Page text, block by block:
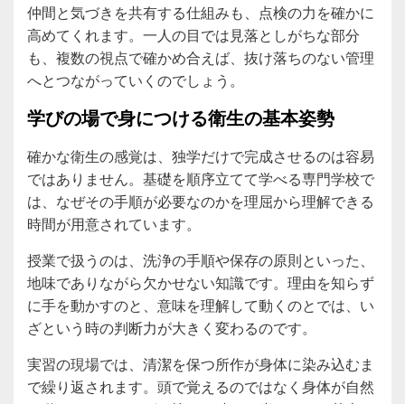
仲間と気づきを共有する仕組みも、点検の力を確かに
高めてくれます。一人の目では見落としがちな部分
も、複数の視点で確かめ合えば、抜け落ちのない管理
へとつながっていくのでしょう。
学びの場で身につける衛生の基本姿勢
確かな衛生の感覚は、独学だけで完成させるのは容易
ではありません。基礎を順序立てて学べる専門学校で
は、なぜその手順が必要なのかを理屈から理解できる
時間が用意されています。
授業で扱うのは、洗浄の手順や保存の原則といった、
地味でありながら欠かせない知識です。理由を知らず
に手を動かすのと、意味を理解して動くのとでは、い
ざという時の判断力が大きく変わるのです。
実習の現場では、清潔を保つ所作が身体に染み込むま
で繰り返されます。頭で覚えるのではなく身体が自然